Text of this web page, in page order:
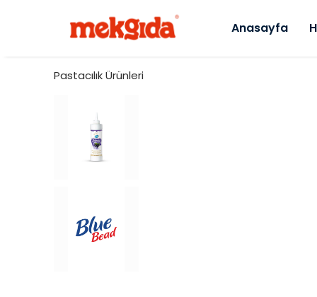
Anasayfa
Pastacılık Ürünleri